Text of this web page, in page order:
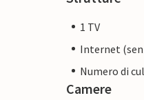
1 TV
Internet
Numero di
Camere